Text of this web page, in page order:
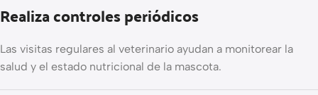
Realiza controles periódicos
Las visitas regulares al veterinario ayudan a monitorear la
salud y el estado nutricional de la mascota.